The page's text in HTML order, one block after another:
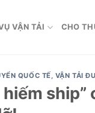
VẬN TẢI CHO
QUỐC TẾ, VẬN TẢI
ship”